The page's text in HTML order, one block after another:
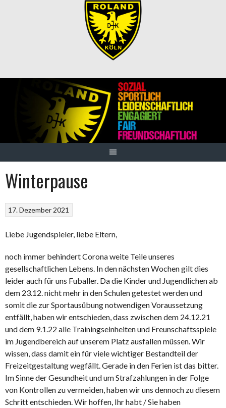
Winterpause
17. Dezember 2021
Liebe Jugendspieler, liebe Eltern,
noch immer behindert Corona weite Teile unseres
gesellschaftlichen Lebens. In den nächsten Wochen gilt dies
leider auch für uns Fuballer. Da die Kinder und Jugendlichen ab
dem 23.12. nicht mehr in den Schulen getestet werden und
somit die zur Sportausübung notwendigen Voraussetzung
entfällt, haben wir entschieden, dass zwischen dem 24.12.21
und dem 9.1.22 alle Trainingseinheiten und Freunschaftsspiele
im Jugendbereich auf unserem Platz ausfallen müssen. Wir
wissen, dass damit ein für viele wichtiger Bestandteil der
Freizeitgestaltung wegfällt. Gerade in den Ferien ist das bitter.
Im Sinne der Gesundheit und um Strafzahlungen in der Folge
von Kontrollen zu vermeiden, haben wir uns dennoch zu diesem
Schritt entschieden. Wir hoffen, Ihr habt / Sie haben